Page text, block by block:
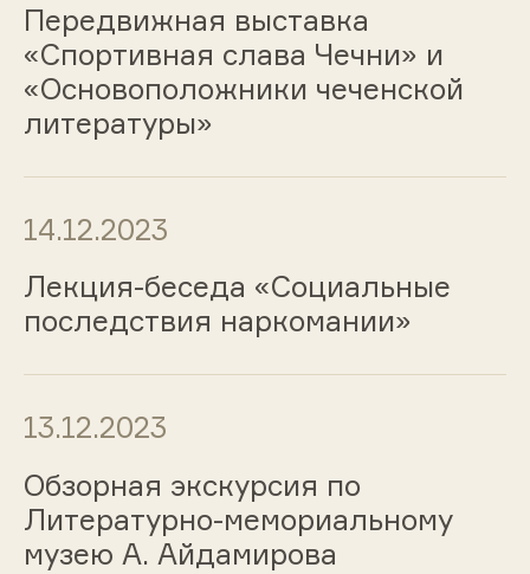
Передвижная выставка
«Спортивная слава Чечни» и
«Основоположники чеченской
литературы»
14.12.2023
Лекция-беседа «Социальные
последствия наркомании»
13.12.2023
Обзорная экскурсия по
Литературно-мемориальному
музею А. Айдамирова